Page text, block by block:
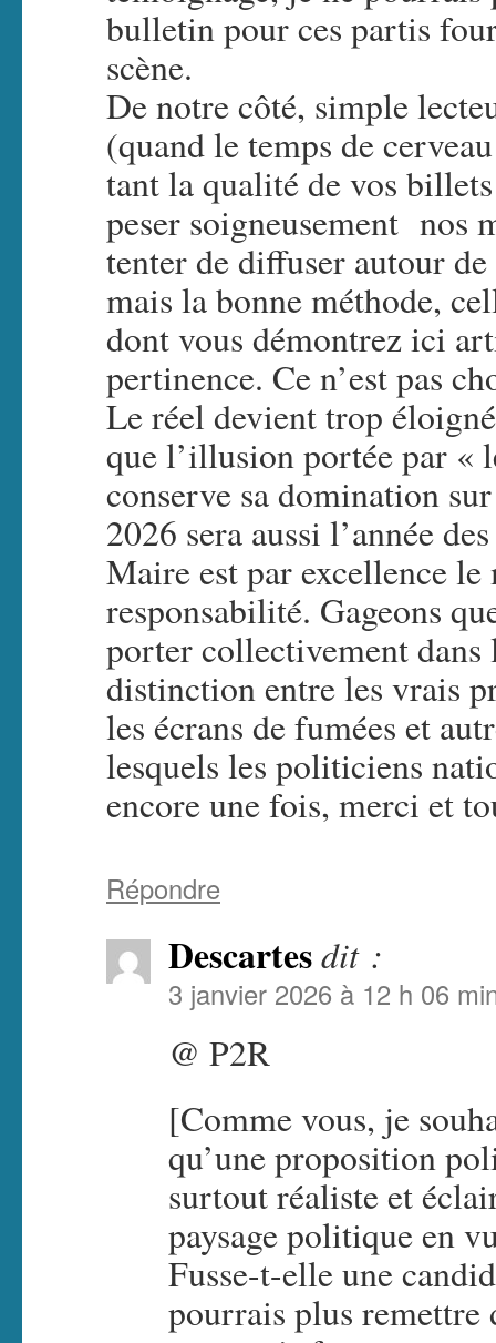
bulletin pour ces partis
scène.
De notre côté, simple
(quand le temps de
tant la qualité de vos
peser soigneusement nos
tenter de diffuser autour
mais la bonne méthode,
dont vous démontrez ici
pertinence. Ce n’est pas
Le réel devient trop
que l’illusion portée par «
conserve sa domination
2026 sera aussi l’année
Maire est par excellence
responsabilité. Gageons
porter collectivement dans
distinction entre les vrais
les écrans de fumées et
lesquels les politiciens
encore une fois, merci et
Répondre
Descartesdit :
3 janvier 2026 à 12 h 06
@ P2R
[Comme vous, je
qu’une proposition
surtout réaliste et
paysage politique en
Fusse-t-elle une
pourrais plus